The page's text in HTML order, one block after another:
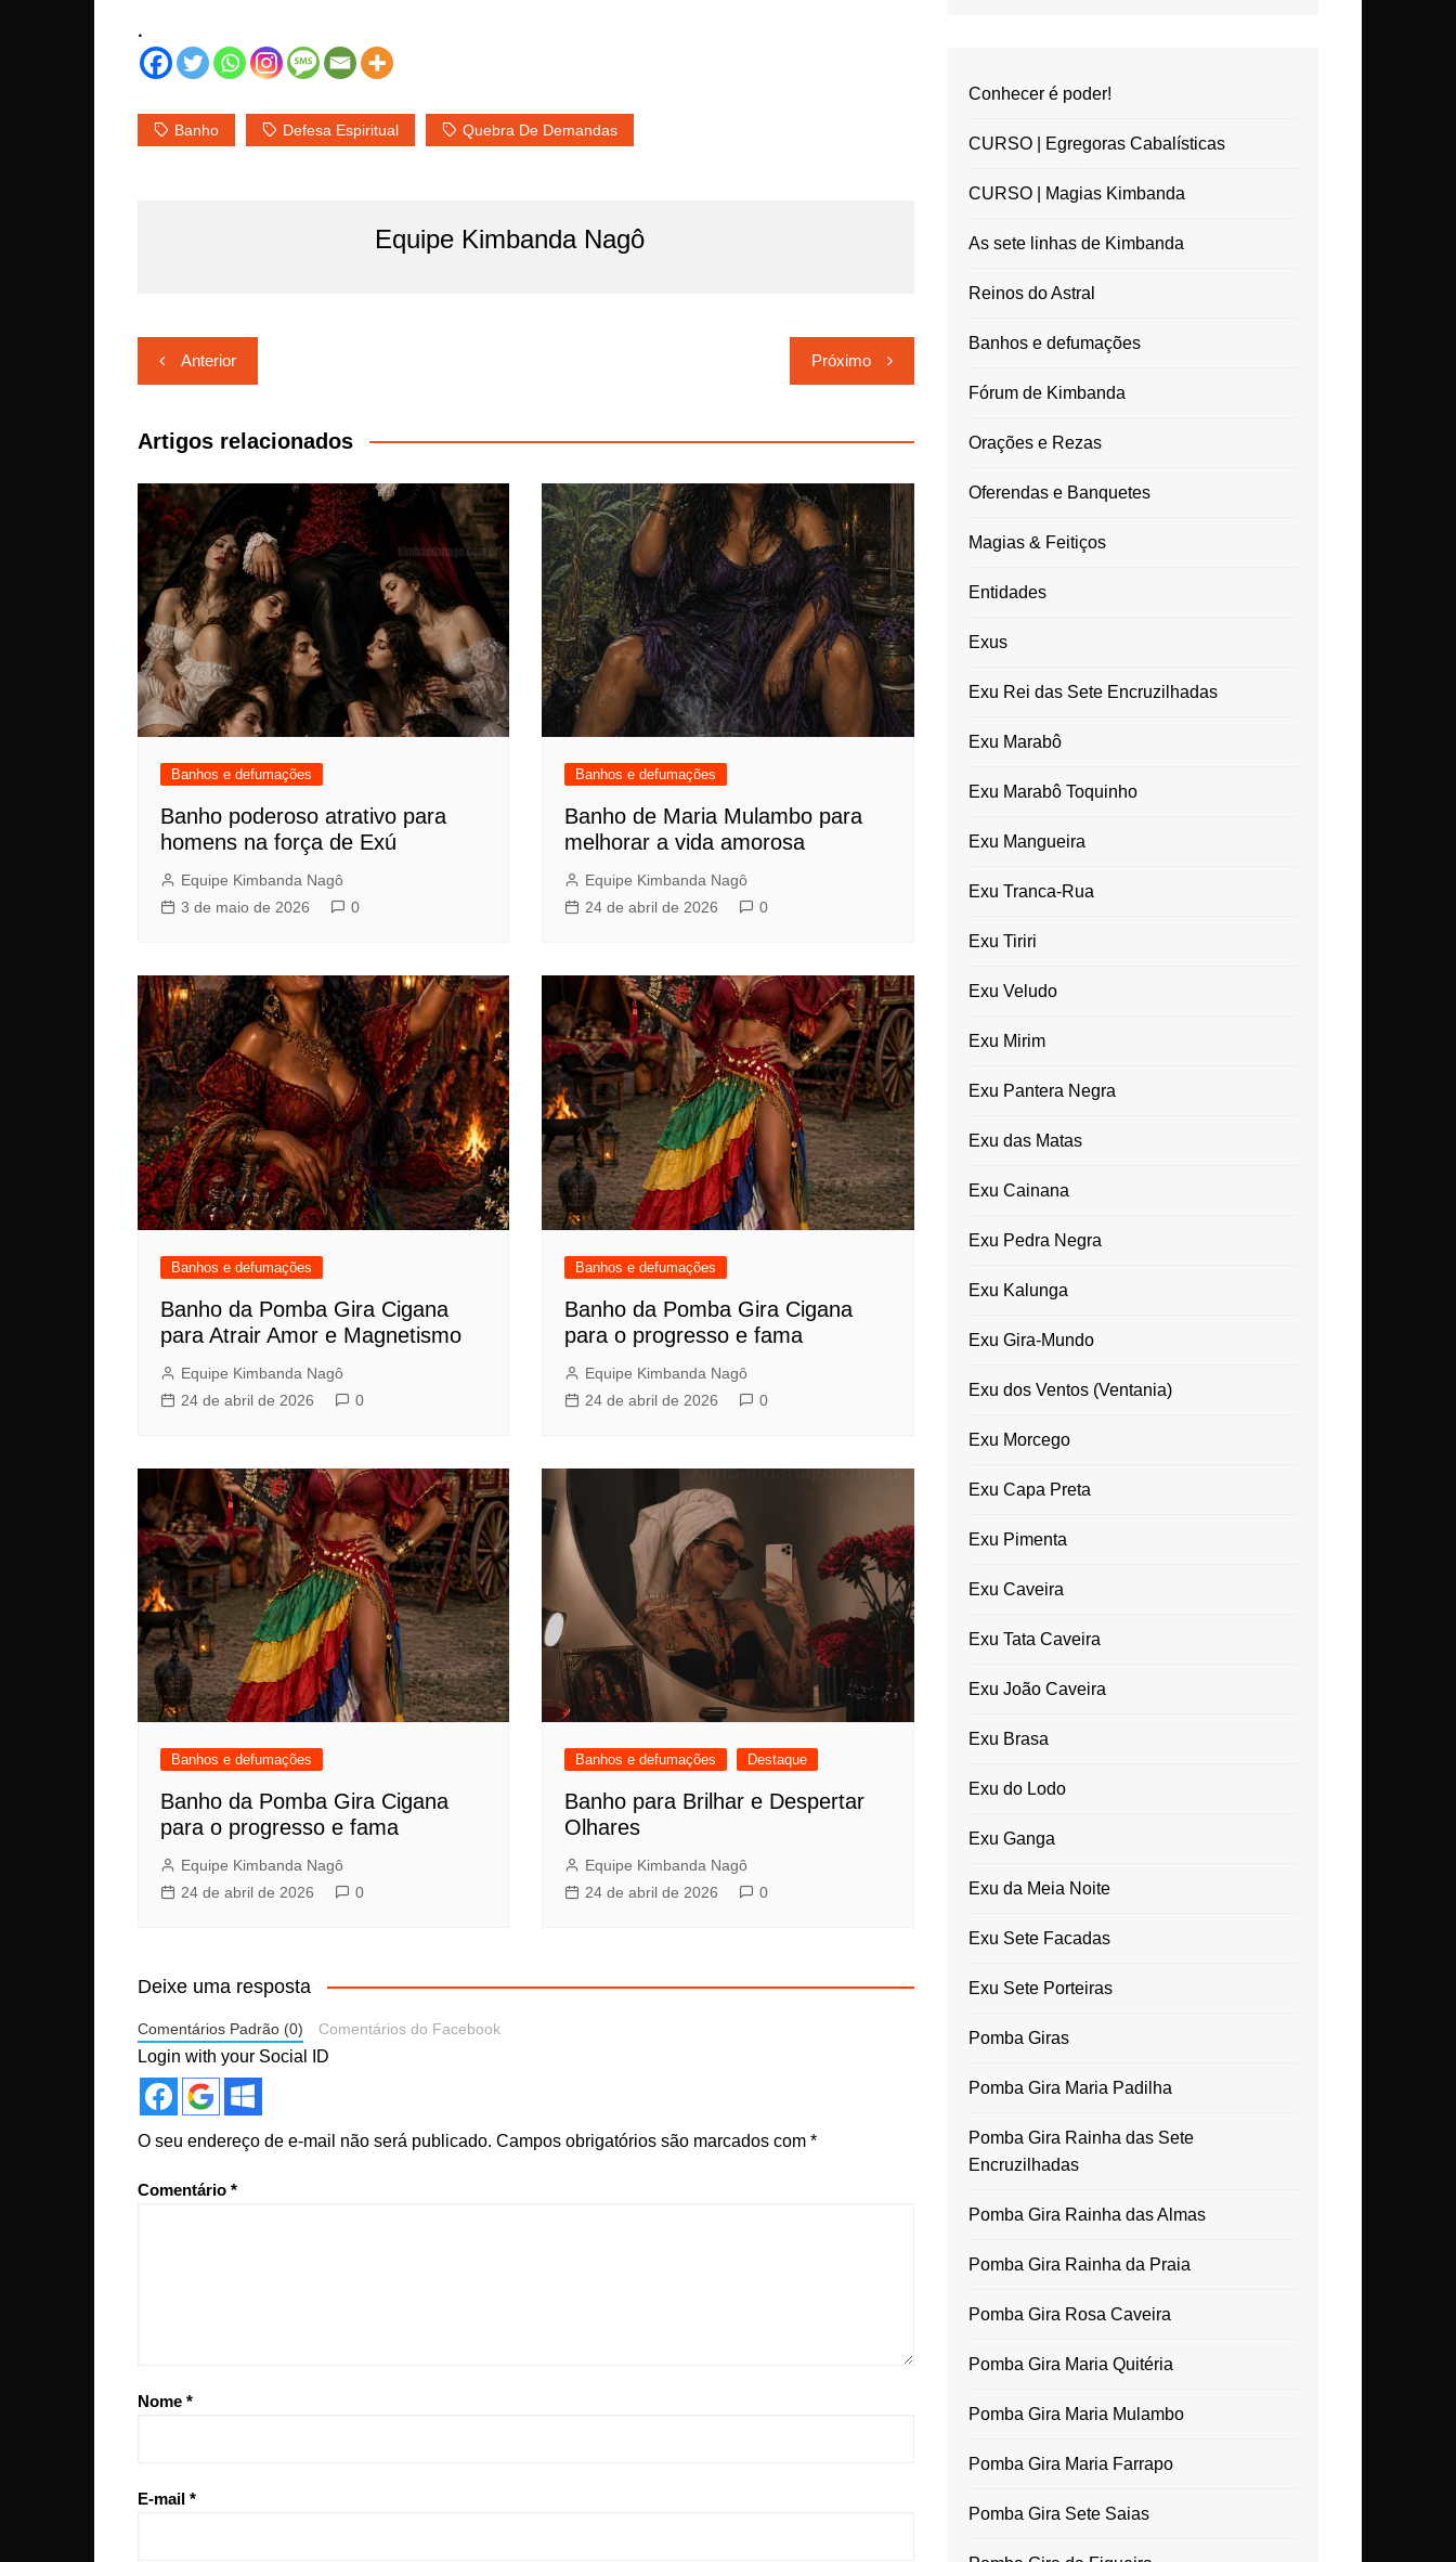
.
Banho Defesa Espiritual Quebra De Demandas
Equipe Kimbanda Nagô
Navegação
de
Post
Anterior Próximo
Artigos relacionados
Banhos e defumações
Banho poderoso atrativo para
homens na força de Exú
Equipe Kimbanda Nagô
3 de maio de 2026
0
Banhos e defumações
Banho de Maria Mulambo para
melhorar a vida amorosa
Equipe Kimbanda Nagô
24 de abril de 2026
0
Banhos e defumações
Banho da Pomba Gira Cigana
para Atrair Amor e Magnetismo
Equipe Kimbanda Nagô
24 de abril de 2026
0
Banhos e defumações
Banho da Pomba Gira Cigana
para o progresso e fama
Equipe Kimbanda Nagô
24 de abril de 2026
0
Banhos e defumações
Banho da Pomba Gira Cigana
para o progresso e fama
Equipe Kimbanda Nagô
24 de abril de 2026
0
Banhos e defumações Destaque
Banho para Brilhar e Despertar
Olhares
Equipe Kimbanda Nagô
24 de abril de 2026
0
Deixe uma resposta
Comentários Padrão (0) Comentários do Facebook
Login with your Social ID
O seu endereço de e-mail não será publicado. Campos obrigatórios são marcados com *
Comentário *
Nome *
E-mail *
Conhecer é poder!
CURSO | Egregoras Cabalísticas
CURSO | Magias Kimbanda
As sete linhas de Kimbanda
Reinos do Astral
Banhos e defumações
Fórum de Kimbanda
Orações e Rezas
Oferendas e Banquetes
Magias & Feitiços
Entidades
Exus
Exu Rei das Sete Encruzilhadas
Exu Marabô
Exu Marabô Toquinho
Exu Mangueira
Exu Tranca-Rua
Exu Tiriri
Exu Veludo
Exu Mirim
Exu Pantera Negra
Exu das Matas
Exu Cainana
Exu Pedra Negra
Exu Kalunga
Exu Gira-Mundo
Exu dos Ventos (Ventania)
Exu Morcego
Exu Capa Preta
Exu Pimenta
Exu Caveira
Exu Tata Caveira
Exu João Caveira
Exu Brasa
Exu do Lodo
Exu Ganga
Exu da Meia Noite
Exu Sete Facadas
Exu Sete Porteiras
Pomba Giras
Pomba Gira Maria Padilha
Pomba Gira Rainha das Sete
Encruzilhadas
Pomba Gira Rainha das Almas
Pomba Gira Rainha da Praia
Pomba Gira Rosa Caveira
Pomba Gira Maria Quitéria
Pomba Gira Maria Mulambo
Pomba Gira Maria Farrapo
Pomba Gira Sete Saias